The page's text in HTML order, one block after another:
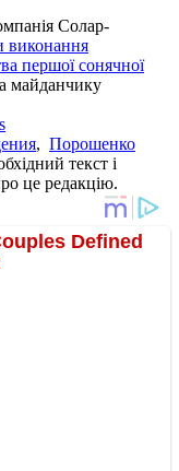
Солар-
виконання
першої сонячної
майданчику
, Порошенко
текст і
це редакцію.